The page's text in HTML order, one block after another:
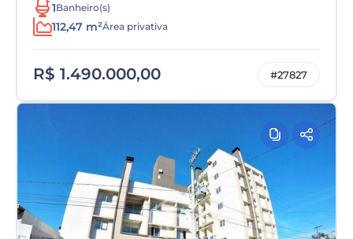
1Banheiro(s)
112,47 m²Área privativa
R$ 1.490.000,00 #27827